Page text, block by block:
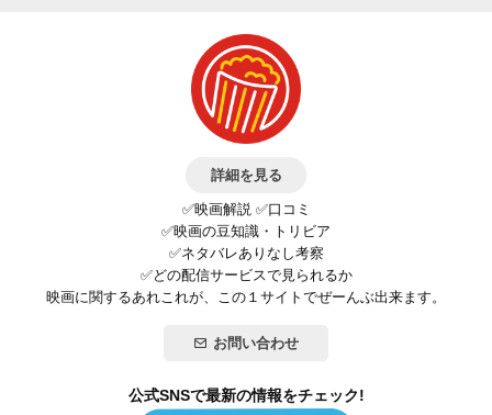
詳細を見る
✅映画解説 ✅口コミ
✅映画の豆知識・トリビア
✅ネタバレありなし考察
✅どの配信サービスで見られるか
映画に関するあれこれが、この１サイトでぜーんぶ出来ます。
お問い合わせ
公式SNSで最新の情報をチェック!